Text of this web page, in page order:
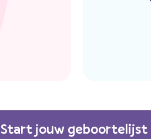
Start jouw geboortelijst